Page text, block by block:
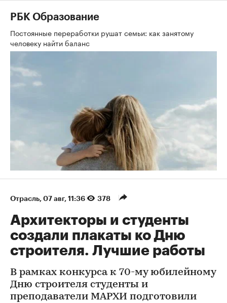
РБК Образование
Постоянные переработки рушат семьи: как занятому
человеку найти баланс
Отрасль⁠, 07 авг, 11:36 378
Архитекторы и студенты
создали плакаты ко Дню
строителя. Лучшие работы
В рамках конкурса к 70-му юбилейному
Дню строителя студенты и
преподаватели МАРХИ подготовили